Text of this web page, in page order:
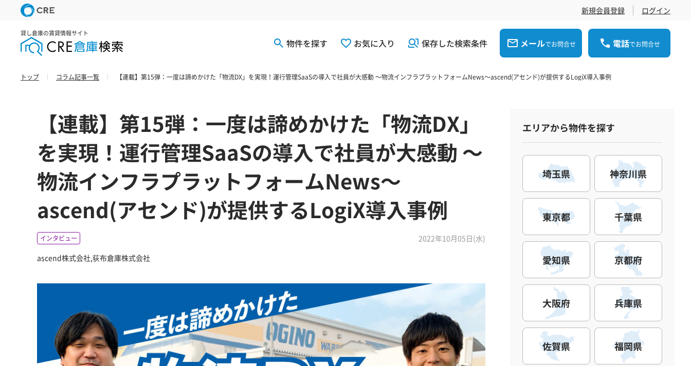
新規会員登録 ログイン
貸し倉庫の賃貸情報サイト
物件を探す お気に入り 保存した検索条件 メールでお問合せ 電話でお問合せ
トップ コラム記事一覧 【連載】第15弾：一度は諦めかけた「物流DX」を実現！運行管理SaaSの導入で社員が大感動 ～物流インフラプラットフォームNews～ascend(アセンド)が提供するLogiX導入事例
【連載】第15弾：一度は諦めかけた「物流DX」
を実現！運行管理SaaSの導入で社員が大感動 ～
物流インフラプラットフォームNews～
ascend(アセンド)が提供するLogiX導入事例
インタビュー
2022年10月05日(水)
ascend株式会社,荻布倉庫株式会社
エリアから物件を探す
埼玉県 神奈川県
東京都 千葉県
愛知県 京都府
大阪府 兵庫県
佐賀県 福岡県